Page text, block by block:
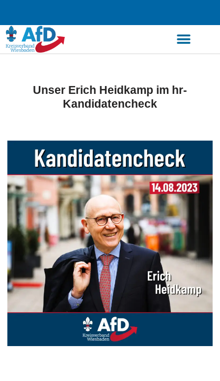
Zum
Inhalt
springen
Unser Erich Heidkamp im hr-
Kandidatencheck